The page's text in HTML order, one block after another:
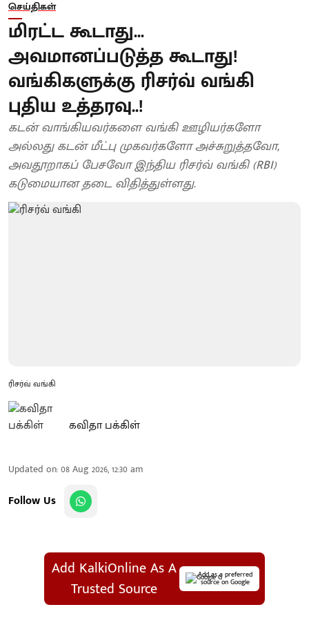
செய்திகள்
மிரட்ட கூடாது...
அவமானப்படுத்த கூடாது!
வங்கிகளுக்கு ரிசர்வ் வங்கி
புதிய உத்தரவு..!
கடன் வாங்கியவர்களை வங்கி ஊழியர்களோ
அல்லது கடன் மீட்பு முகவர்களோ அச்சுறுத்தவோ,
அவதூறாகப் பேசவோ இந்திய ரிசர்வ் வங்கி (RBI)
கடுமையான தடை விதித்துள்ளது.
ரிசர்வ் வங்கி
கவிதா பக்கிள்
Updated on:08 Aug 2026, 12:30 am
Follow Us
Add KalkiOnline As A
Trusted Source
Add as a preferred
source on Google